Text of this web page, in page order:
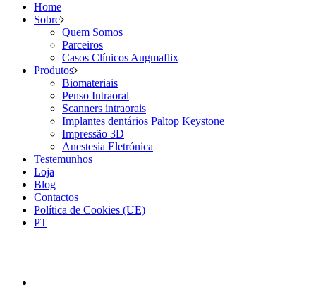
Home
Sobre
Quem Somos
Parceiros
Casos Clínicos Augmaflix
Produtos
Biomateriais
Penso Intraoral
Scanners intraorais
Implantes dentários Paltop Keystone
Impressão 3D
Anestesia Eletrónica
Testemunhos
Loja
Blog
Contactos
Política de Cookies (UE)
PT